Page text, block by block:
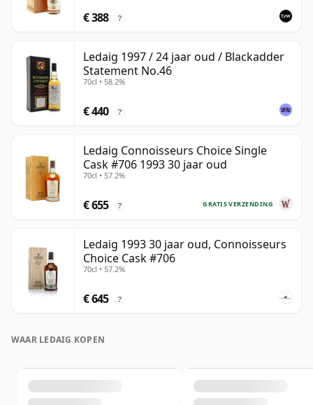
€ 388 ?
Ledaig 1997 / 24 jaar oud / Blackadder
Statement No.46
70cl • 58.2%
€ 440 ?
Ledaig Connoisseurs Choice Single
Cask #706 1993 30 jaar oud
70cl • 57.2%
GRATIS VERZENDING
€ 655 ?
Ledaig 1993 30 jaar oud, Connoisseurs
Choice Cask #706
70cl • 57.2%
€ 645 ?
WAAR LEDAIG KOPEN